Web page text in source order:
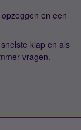
en een
klap en als
vragen.